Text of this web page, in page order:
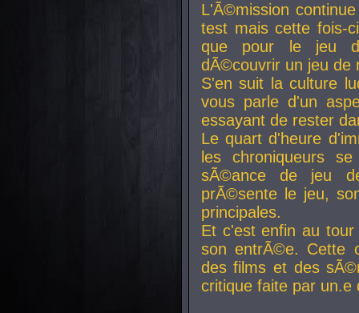
L'Ã©mission
test mais cette fois-
que pour le jeu
dÃ©couvrir un jeu de
S'en suit la culture
vous parle d'un
essayant de rester
Le quart d'heure
les chroniqueurs
sÃ©ance de jeu
prÃ©sente le jeu,
principales.
Et c'est enfin au
son entrÃ©e. Cette
des films et des
critique faite par